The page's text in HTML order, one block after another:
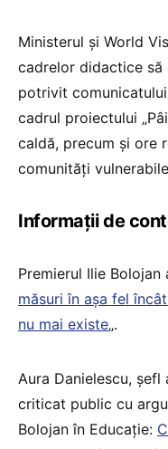
Ministerul și World
cadrelor didactice să
potrivit
cadrul proiectului
caldă, precum și ore
comunități
Informații de
Premierul Ilie Bolojan
măsuri în așa fel
nu mai existe„.
Aura Danielescu,
criticat public cu
Bolojan în Educație: